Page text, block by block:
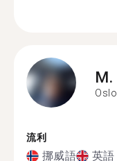
M.
Oslo
流利
挪威語 英語